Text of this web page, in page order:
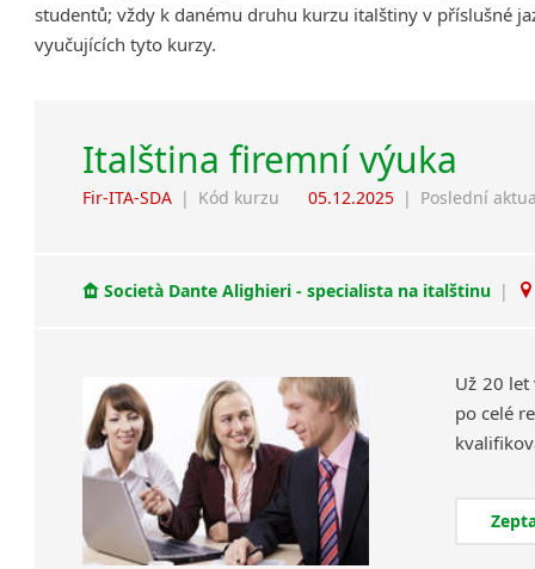
studentů; vždy k danému druhu kurzu italštiny v příslušné
vyučujících tyto kurzy.
Italština firemní výuka
Fir-ITA-SDA | Kód kurzu 05.12.2025 | Poslední
Società Dante Alighieri - specialista na italštinu |
Už 20 let
po celé